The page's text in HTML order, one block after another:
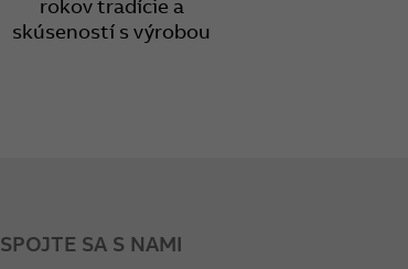
rokov tradície a
skúseností s výrobou
SPOJTE SA S NAMI